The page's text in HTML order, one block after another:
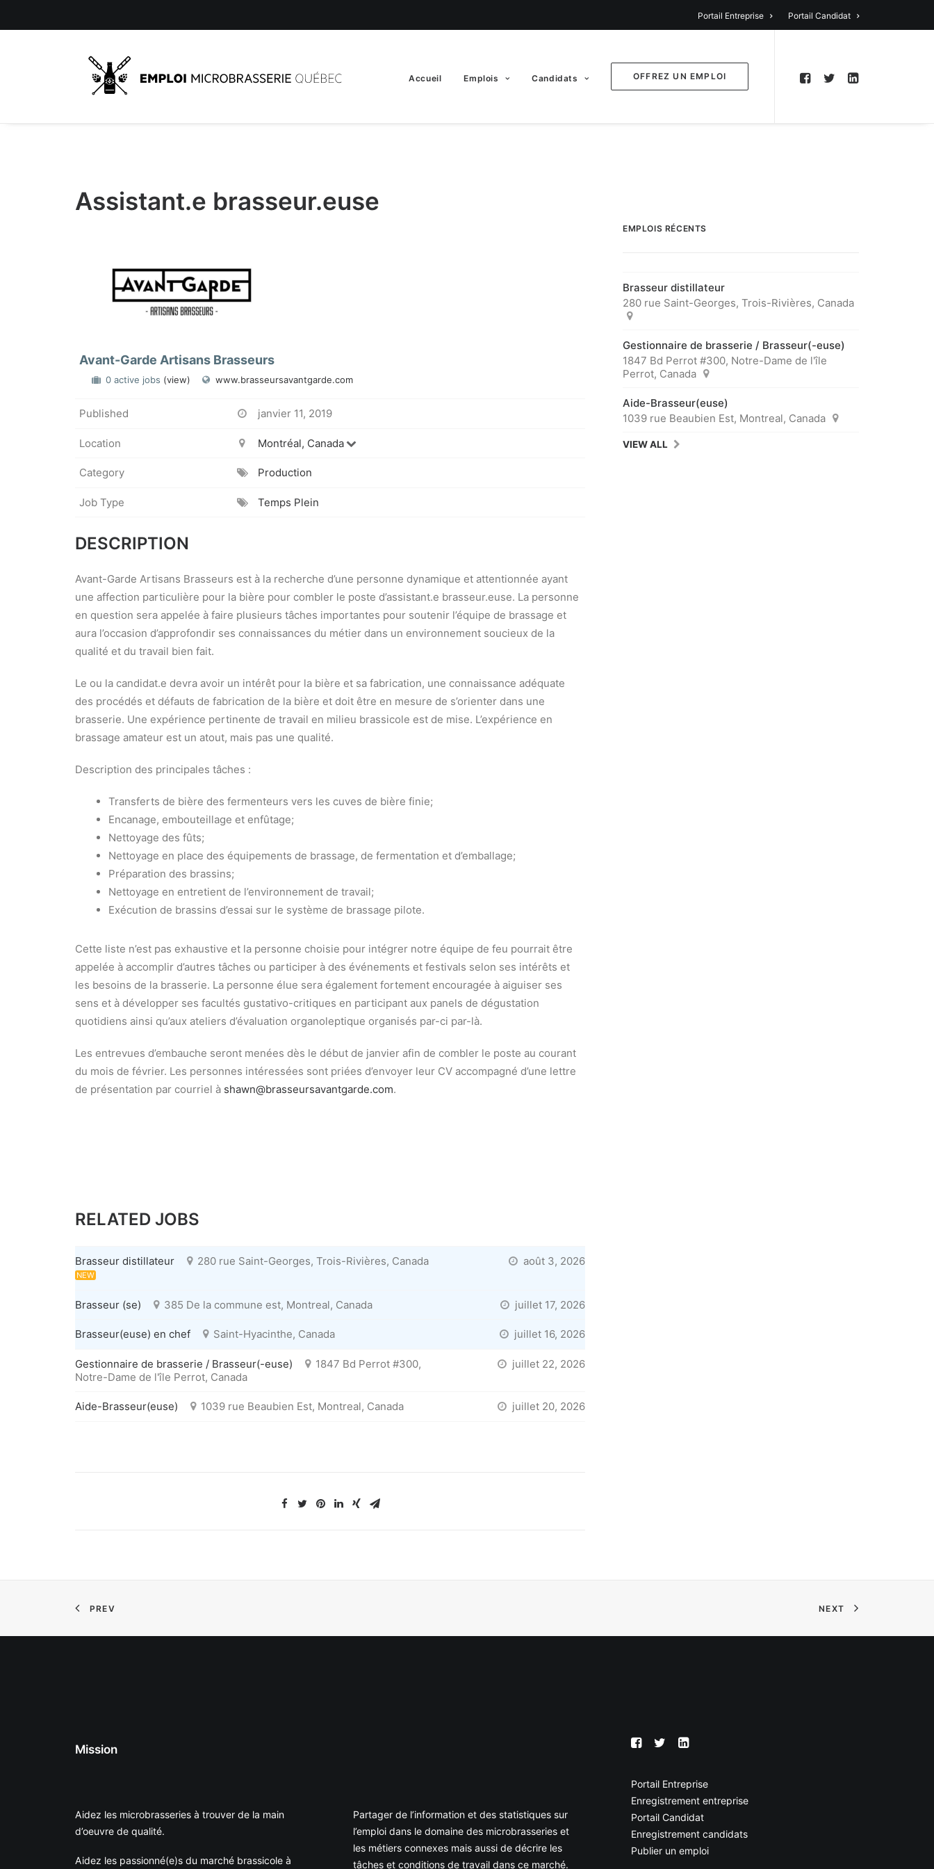
Portail Entreprise Portail Candidat
Accueil Emplois Candidats OFFREZ UN EMPLOI
Assistant.e brasseur.euse
Avant-Garde Artisans Brasseurs
0 active jobs (view) www.brasseursavantgarde.com
Published janvier 11, 2019
Location Montréal, Canada
Category Production
Job Type Temps Plein
DESCRIPTION
Avant-Garde Artisans Brasseurs est à la recherche d’une personne dynamique et attentionnée ayant
une affection particulière pour la bière pour combler le poste d’assistant.e brasseur.euse. La personne
en question sera appelée à faire plusieurs tâches importantes pour soutenir l’équipe de brassage et
aura l’occasion d’approfondir ses connaissances du métier dans un environnement soucieux de la
qualité et du travail bien fait.
Le ou la candidat.e devra avoir un intérêt pour la bière et sa fabrication, une connaissance adéquate
des procédés et défauts de fabrication de la bière et doit être en mesure de s’orienter dans une
brasserie. Une expérience pertinente de travail en milieu brassicole est de mise. L’expérience en
brassage amateur est un atout, mais pas une qualité.
Description des principales tâches :
Transferts de bière des fermenteurs vers les cuves de bière finie;
Encanage, embouteillage et enfûtage;
Nettoyage des fûts;
Nettoyage en place des équipements de brassage, de fermentation et d’emballage;
Préparation des brassins;
Nettoyage en entretient de l’environnement de travail;
Exécution de brassins d’essai sur le système de brassage pilote.
Cette liste n’est pas exhaustive et la personne choisie pour intégrer notre équipe de feu pourrait être
appelée à accomplir d’autres tâches ou participer à des événements et festivals selon ses intérêts et
les besoins de la brasserie. La personne élue sera également fortement encouragée à aiguiser ses
sens et à développer ses facultés gustativo-critiques en participant aux panels de dégustation
quotidiens ainsi qu’aux ateliers d’évaluation organoleptique organisés par-ci par-là.
Les entrevues d’embauche seront menées dès le début de janvier afin de combler le poste au courant
du mois de février. Les personnes intéressées sont priées d’envoyer leur CV accompagné d’une lettre
de présentation par courriel à shawn@brasseursavantgarde.com.
RELATED JOBS
Brasseur distillateur 280 rue Saint-Georges, Trois-Rivières, Canada
NEW
août 3, 2026
Brasseur (se) 385 De la commune est, Montreal, Canada juillet 17, 2026
Brasseur(euse) en chef Saint-Hyacinthe, Canada juillet 16, 2026
Gestionnaire de brasserie / Brasseur(-euse)
1847 Bd Perrot #300,
Notre-Dame de l'île Perrot, Canada
juillet 22, 2026
Aide-Brasseur(euse) 1039 rue Beaubien Est, Montreal, Canada juillet 20, 2026
EMPLOIS RÉCENTS
Brasseur distillateur
280 rue Saint-Georges, Trois-Rivières, Canada
Gestionnaire de brasserie / Brasseur(-euse)
1847 Bd Perrot #300, Notre-Dame de l'île
Perrot, Canada
Aide-Brasseur(euse)
1039 rue Beaubien Est, Montreal, Canada
VIEW ALL
PREV NEXT
Mission
Aidez les microbrasseries à trouver de la main
d’oeuvre de qualité.
Aidez les passionné(e)s du marché brassicole à
Partager de l’information et des statistiques sur
l’emploi dans le domaine des microbrasseries et
les métiers connexes mais aussi de décrire les
tâches et conditions de travail dans ce marché.
Portail Entreprise
Enregistrement entreprise
Portail Candidat
Enregistrement candidats
Publier un emploi